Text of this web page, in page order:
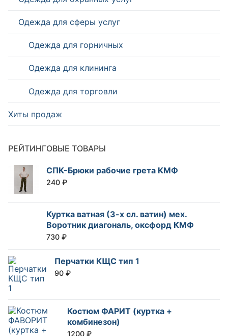
Одежда для сферы услуг
Одежда для горничных
Одежда для клининга
Одежда для торговли
Хиты продаж
РЕЙТИНГОВЫЕ ТОВАРЫ
СПК-Брюки рабочие грета КМФ
240 ₽
Куртка ватная (3-х сл. ватин) мех.
Воротник диагональ, оксфорд КМФ
730 ₽
Перчатки КЩС тип 1
90 ₽
Костюм ФАРИТ (куртка +
комбинезон)
1200 ₽